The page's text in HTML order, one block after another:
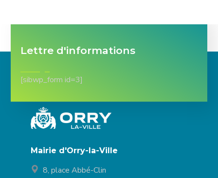
Lettre d'informations
[sibwp_form id=3]
Mairie d'Orry-la-Ville
8, place Abbé-Clin